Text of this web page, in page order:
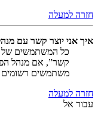
חזרה למעלה
איך אני יוצר קשר עם
כל המשתמשים של
קשר”, אם מנהל
משתמשים רשומים
חזרה למעלה
עבור אל